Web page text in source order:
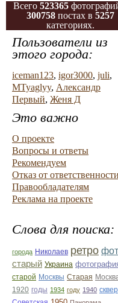
Всего 523365
300758 постах в5257
категориях.
Пользователи из
этого города:
iceman123, igor3000, juli,
MTyaglyy, Александр
Первый, Женя Д
Это важно
О проекте
Вопросы и ответы
Рекомендуем
Отказ от ответственности
Правообладателям
Реклама на проекте
Слова для поиска:
города Николаев ретро
старый Украина
старой Москвы Старая
1920 годы 1934 году 1940 сквер